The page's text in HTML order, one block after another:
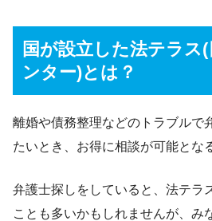
国が設立した法テラス
ンター)とは？
離婚や債務整理などのトラブルで
たいとき、お得に相談が可能とな
弁護士探しをしていると、法テラ
ことも多いかもしれませんが、み